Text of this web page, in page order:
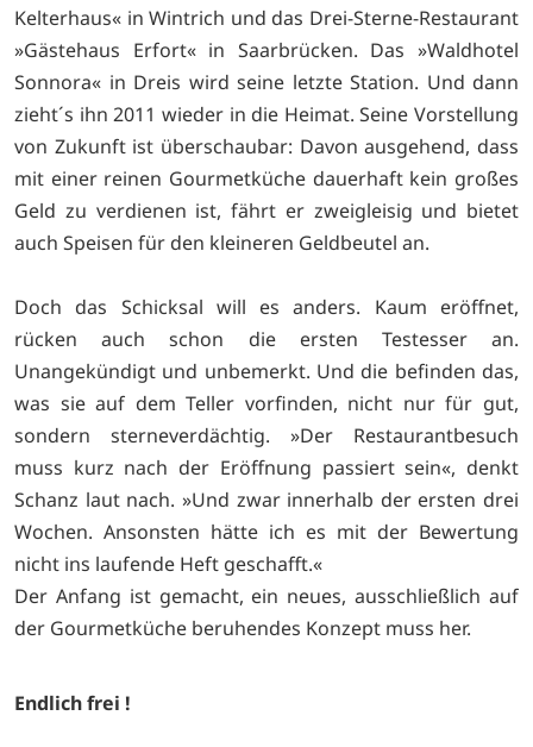
Kelterhaus« in Wintrich und das Drei-Sterne-Restaurant
»Gästehaus Erfort« in Saarbrücken. Das »Waldhotel
Sonnora« in Dreis wird seine letzte Station. Und dann
zieht´s ihn 2011 wieder in die Heimat. Seine Vorstellung
von Zukunft ist überschaubar: Davon ausgehend, dass
mit einer reinen Gourmetküche dauerhaft kein großes
Geld zu verdienen ist, fährt er zweigleisig und bietet
auch Speisen für den kleineren Geldbeutel an.
Doch das Schicksal will es anders. Kaum eröffnet,
rücken auch schon die ersten Testesser an.
Unangekündigt und unbemerkt. Und die befinden das,
was sie auf dem Teller vorfinden, nicht nur für gut,
sondern sterneverdächtig. »Der Restaurantbesuch
muss kurz nach der Eröffnung passiert sein«, denkt
Schanz laut nach. »Und zwar innerhalb der ersten drei
Wochen. Ansonsten hätte ich es mit der Bewertung
nicht ins laufende Heft geschafft.«
Der Anfang ist gemacht, ein neues, ausschließlich auf
der Gourmetküche beruhendes Konzept muss her.
Endlich frei !